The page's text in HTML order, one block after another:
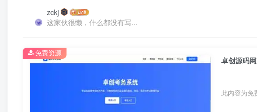
zckj
这家伙很懒，什么都没有写...
此内容为免
免费资源